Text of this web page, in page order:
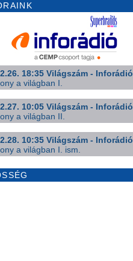
18:35 Világszám - Inforádió
a világban I.
10:05 Világszám - Inforádió
a világban II.
10:35 Világszám - Inforádió
a világban I. ism.